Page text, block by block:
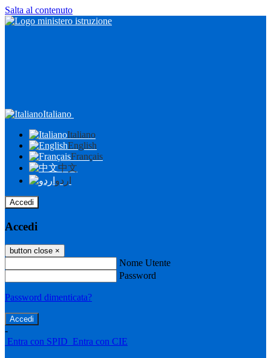
Salta al contenuto
Italiano
Italiano
English
Français
中文
اردو
Accedi
Accedi
button close ×
Nome Utente
Password
Password dimenticata?
-
Entra con SPID Entra con CIE